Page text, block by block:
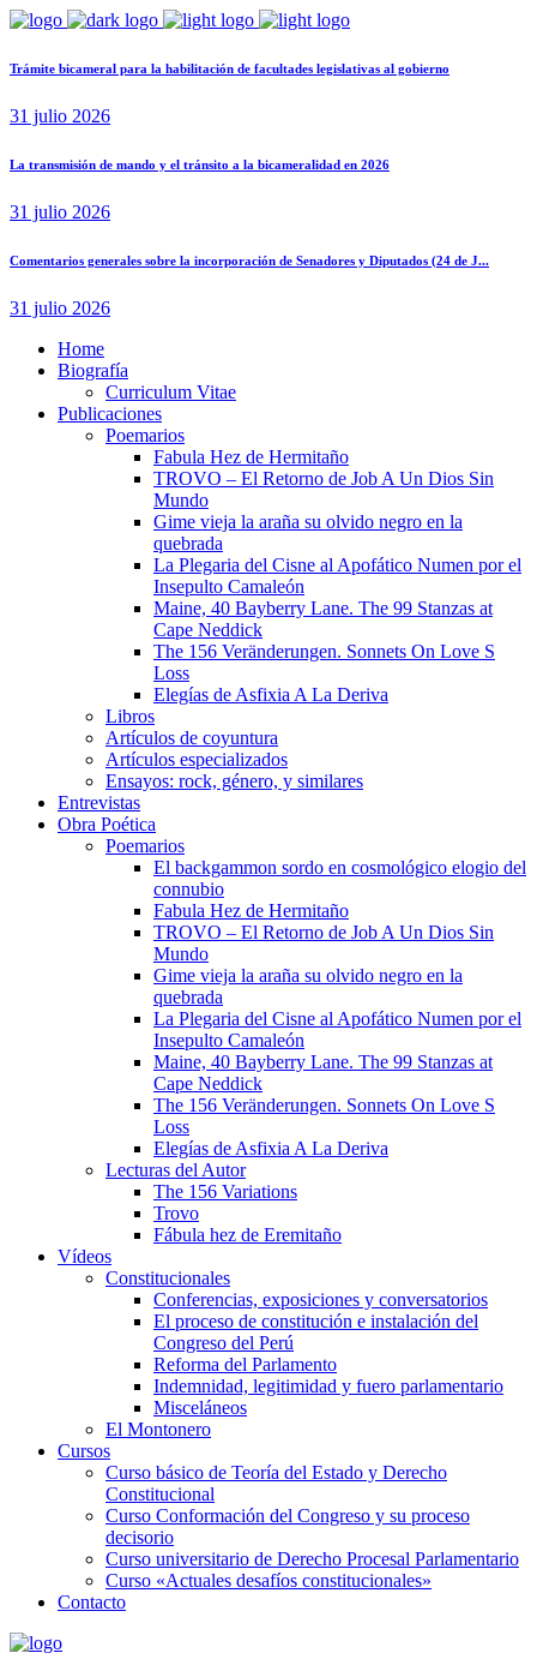
Trámite bicameral para la habilitación de facultades legislativas al gobierno
31 julio 2026
La transmisión de mando y el tránsito a la bicameralidad en 2026
31 julio 2026
Comentarios generales sobre la incorporación de Senadores y Diputados (24 de J...
31 julio 2026
Home
Biografía
Curriculum Vitae​
Publicaciones
Poemarios
Fabula Hez de Hermitaño
TROVO – El Retorno de Job A Un Dios Sin
Mundo
Gime vieja la araña su olvido negro en la
quebrada
La Plegaria del Cisne al Apofático Numen por el
Insepulto Camaleón
Maine, 40 Bayberry Lane. The 99 Stanzas at
Cape Neddick
The 156 Veränderungen. Sonnets On Love S
Loss
Elegías de Asfixia A La Deriva
Libros
Artículos de coyuntura
Artículos especializados
Ensayos: rock, género, y similares
Entrevistas
Obra Poética
Poemarios
El backgammon sordo en cosmológico elogio del
connubio
Fabula Hez de Hermitaño
TROVO – El Retorno de Job A Un Dios Sin
Mundo
Gime vieja la araña su olvido negro en la
quebrada
La Plegaria del Cisne al Apofático Numen por el
Insepulto Camaleón
Maine, 40 Bayberry Lane. The 99 Stanzas at
Cape Neddick
The 156 Veränderungen. Sonnets On Love S
Loss
Elegías de Asfixia A La Deriva
Lecturas del Autor
The 156 Variations
Trovo
Fábula hez de Eremitaño
Vídeos
Constitucionales
Conferencias, exposiciones y conversatorios
El proceso de constitución e instalación del
Congreso del Perú
Reforma del Parlamento
Indemnidad, legitimidad y fuero parlamentario
Misceláneos
El Montonero
Cursos
Curso básico de Teoría del Estado y Derecho
Constitucional
Curso Conformación del Congreso y su proceso
decisorio
Curso universitario de Derecho Procesal Parlamentario
Curso «Actuales desafíos constitucionales»
Contacto